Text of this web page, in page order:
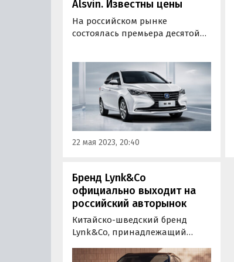
Alsvin. Известны цены
На российском рынке
состоялась премьера десятой
Changan Alsvin, цены на
который стартуют с отметки 1
649 900 рублей, сообщают
«Автоновости дня».
22 мая 2023, 20:40
Бренд Lynk&Co
официально выходит на
российский авторынок
Китайско-шведский бренд
Lynk&Co, принадлежащий
официально выходит на